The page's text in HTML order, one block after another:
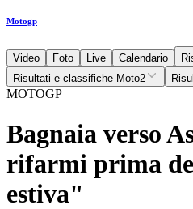
Motogp
Video Foto Live Calendario
Risultati e classifiche Moto2
MOTOGP
Bagnaia verso
rifarmi prima
estiva"